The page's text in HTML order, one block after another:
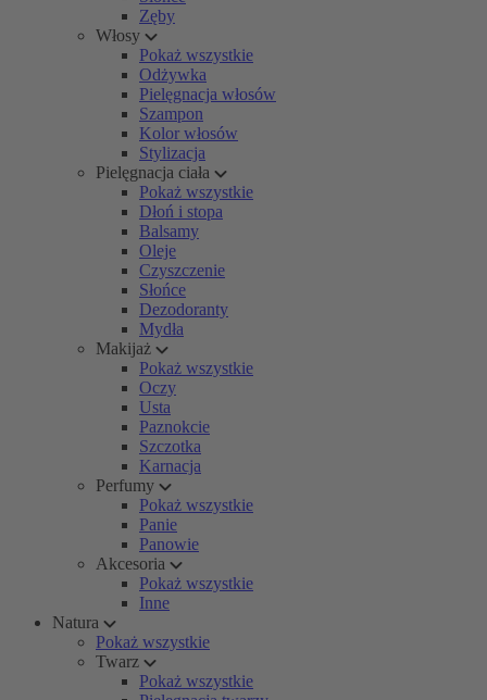
Zęby
Włosy
Pokaż wszystkie
Odżywka
Pielęgnacja włosów
Szampon
Kolor włosów
Stylizacja
Pielęgnacja ciała
Pokaż wszystkie
Dłoń i stopa
Balsamy
Oleje
Czyszczenie
Słońce
Dezodoranty
Mydła
Makijaż
Pokaż wszystkie
Oczy
Usta
Paznokcie
Szczotka
Karnacja
Perfumy
Pokaż wszystkie
Panie
Panowie
Akcesoria
Pokaż wszystkie
Inne
Natura
Pokaż wszystkie
Twarz
Pokaż wszystkie